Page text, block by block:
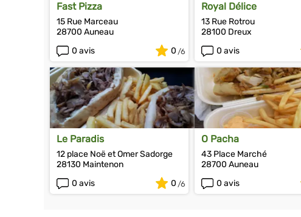
Fast Pizza
15 Rue Marceau
28700 Auneau
0 avis
0
Royal Délice
13 Rue Rotrou
28100 Dreux
0 avis
Le Paradis
12 place Noë et Omer Sadorge
28130 Maintenon
0 avis
0
O Pacha
43 Place Marché
28700 Auneau
0 avis